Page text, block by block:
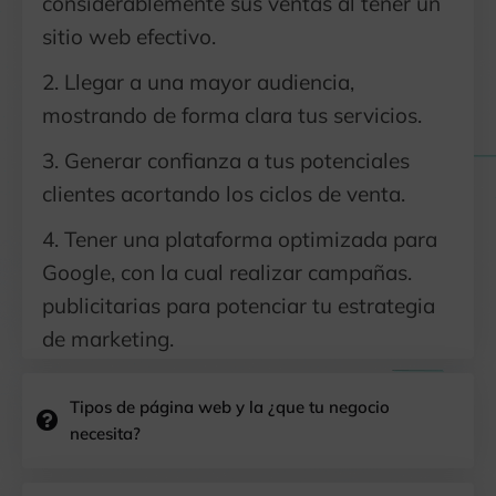
sitio web efectivo.
2. Llegar a una mayor audiencia,
mostrando de forma clara tus servicios.
3. Generar confianza a tus potenciales
clientes acortando los ciclos de venta.
4. Tener una plataforma optimizada para
Google, con la cual realizar campañas.
publicitarias para potenciar tu estrategia
de marketing.
Tipos de página web y la ¿que tu negocio
necesita?